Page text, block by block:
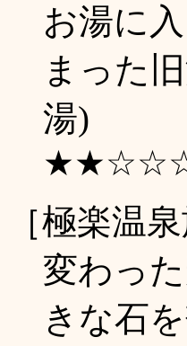
お湯に
まった
湯)
［極楽温
変わっ
きな石